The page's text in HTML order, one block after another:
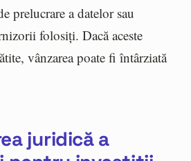
prelucrare a datelor sau
folosiți. Dacă aceste
vânzarea poate fi întârziată
juridică a